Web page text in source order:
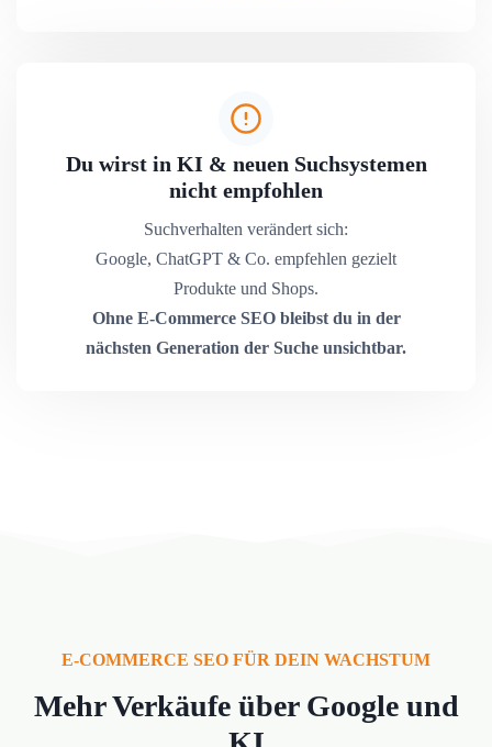
Du wirst in KI & neuen Suchsystemen
nicht empfohlen
Suchverhalten verändert sich:
Google, ChatGPT & Co. empfehlen gezielt
Produkte und Shops.
Ohne E-Commerce SEO bleibst du in der
nächsten Generation der Suche unsichtbar.
E-COMMERCE SEO FÜR DEIN WACHSTUM
Mehr Verkäufe über Google und